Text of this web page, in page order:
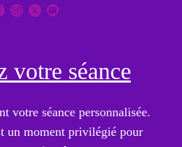
votre séance
votre séance personnalisée.
un moment privilégié pour